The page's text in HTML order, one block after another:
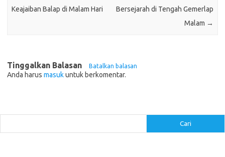
Keajaiban Balap di Malam Hari
Bersejarah di Tengah Gemerlap
Malam →
Tinggalkan Balasan Batalkan balasan
Anda harus masukuntuk berkomentar.
Cari